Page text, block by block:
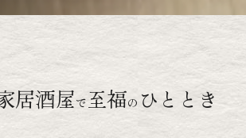
居酒屋で至福の ひととき